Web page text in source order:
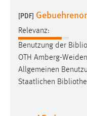
[PDF]
Relevanz:
Benutzung der
OTH Amberg-
Allgemeinen
Staatlichen
hinweg verfolgen.
Google Ads
Name:
_gcl_au
Anbieter: